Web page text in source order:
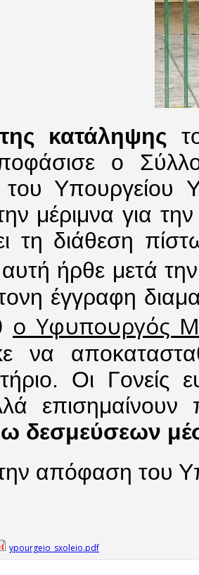
κατάληψης
ο
Υπουργείου
μέριμνα για
τη διάθεση
ήρθε μετά
έγγραφη
ο Υφυπουργός
να
Οι Γονείς
δεσμεύσεων
απόφαση του
ypourgeio_sxoleio.pdf